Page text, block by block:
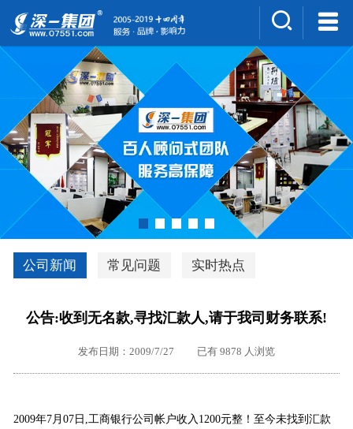
集团介绍
人才招聘
案例展示
新闻中心
深一风采
联系我们
深优通系统V3.0
深一集团优势
外地客户专栏
工单提交
公司新闻 常见问题 实时热点
公告:收到无名款,寻找汇款人,请于我司财务联系!
发布日期：2009/7/27 已有 9878 人浏览
2009年7月07日,工商银行公司帐户收入1200元整！至今未找到汇款